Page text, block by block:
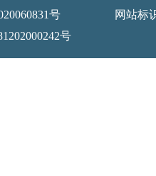
号
网站标识码
号